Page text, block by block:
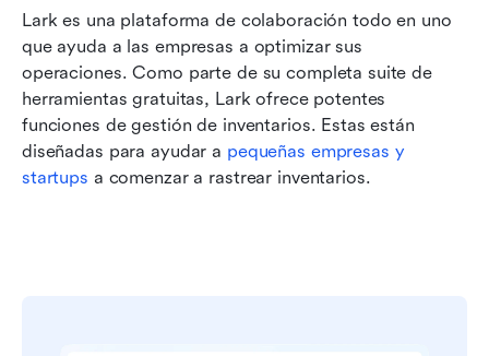
Lark es una plataforma de colaboración todo en uno
que ayuda a las empresas a optimizar sus
operaciones. Como parte de su completa suite de
herramientas gratuitas, Lark ofrece potentes
funciones de gestión de inventarios. Estas están
diseñadas para ayudar a pequeñas empresas y
startups a comenzar a rastrear inventarios.